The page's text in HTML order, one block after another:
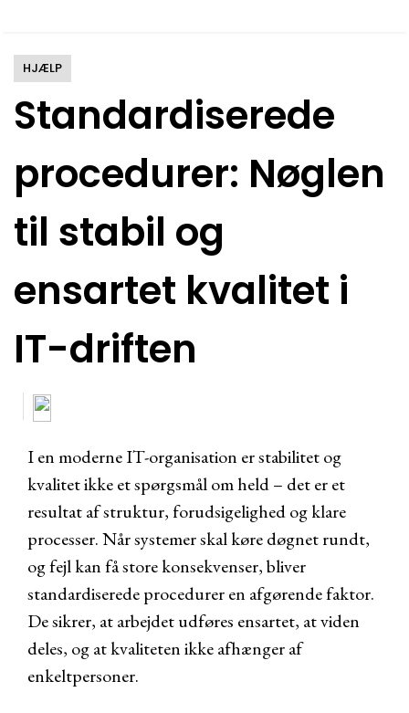
Standardiserede
procedurer: Nøglen
til stabil og
ensartet kvalitet i
IT-driften
HJÆLP
I en moderne IT-organisation er stabilitet og
kvalitet ikke et spørgsmål om held – det er et
resultat af struktur, forudsigelighed og klare
processer. Når systemer skal køre døgnet rundt,
og fejl kan få store konsekvenser, bliver
standardiserede procedurer en afgørende faktor.
De sikrer, at arbejdet udføres ensartet, at viden
deles, og at kvaliteten ikke afhænger af
enkeltpersoner.